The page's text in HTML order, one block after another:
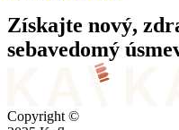
Získajte nový,
sebavedomý
Copyright ©